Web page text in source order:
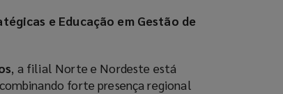
e Educação em Gestão de
, a filial Norte e Nordeste está
forte presença regional